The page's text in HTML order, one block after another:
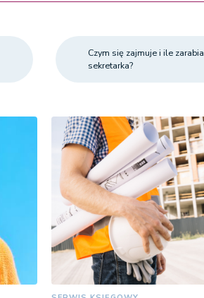
Czym się zajmuje i ile zarabia
sekretarka?